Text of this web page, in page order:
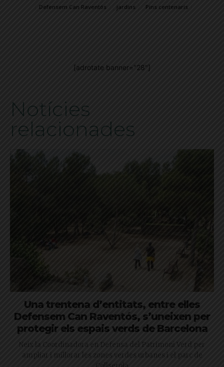
Defensem Can Raventós jardins Pins centenaris
[adrotate banner="28"]
Notícies
relacionades
Una trentena d’entitats, entre elles
Defensem Can Raventós, s’uneixen per
protegir els espais verds de Barcelona
Neix la Coordinadora en Defensa del Patrimoni Verd per
ampliar i millorar les zones verdes urbanes i el parc de